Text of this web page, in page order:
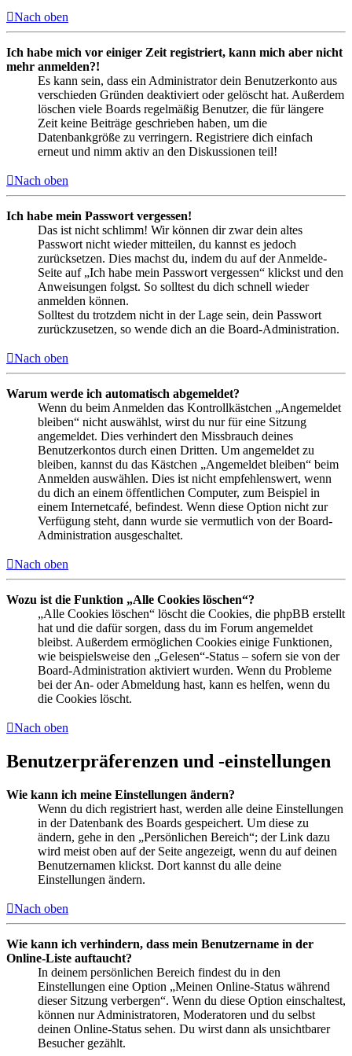
Nach oben
Ich habe mich vor einiger Zeit registriert, kann mich aber nicht
mehr anmelden?!
Es kann sein, dass ein Administrator dein Benutzerkonto aus
verschieden Gründen deaktiviert oder gelöscht hat. Außerdem
löschen viele Boards regelmäßig Benutzer, die für längere
Zeit keine Beiträge geschrieben haben, um die
Datenbankgröße zu verringern. Registriere dich einfach
erneut und nimm aktiv an den Diskussionen teil!
Nach oben
Ich habe mein Passwort vergessen!
Das ist nicht schlimm! Wir können dir zwar dein altes
Passwort nicht wieder mitteilen, du kannst es jedoch
zurücksetzen. Dies machst du, indem du auf der Anmelde-
Seite auf „Ich habe mein Passwort vergessen“ klickst und den
Anweisungen folgst. So solltest du dich schnell wieder
anmelden können.
Solltest du trotzdem nicht in der Lage sein, dein Passwort
zurückzusetzen, so wende dich an die Board-Administration.
Nach oben
Warum werde ich automatisch abgemeldet?
Wenn du beim Anmelden das Kontrollkästchen „Angemeldet
bleiben“ nicht auswählst, wirst du nur für eine Sitzung
angemeldet. Dies verhindert den Missbrauch deines
Benutzerkontos durch einen Dritten. Um angemeldet zu
bleiben, kannst du das Kästchen „Angemeldet bleiben“ beim
Anmelden auswählen. Dies ist nicht empfehlenswert, wenn
du dich an einem öffentlichen Computer, zum Beispiel in
einem Internetcafé, befindest. Wenn diese Option nicht zur
Verfügung steht, dann wurde sie vermutlich von der Board-
Administration ausgeschaltet.
Nach oben
Wozu ist die Funktion „Alle Cookies löschen“?
„Alle Cookies löschen“ löscht die Cookies, die phpBB erstellt
hat und die dafür sorgen, dass du im Forum angemeldet
bleibst. Außerdem ermöglichen Cookies einige Funktionen,
wie beispielsweise den „Gelesen“-Status – sofern sie von der
Board-Administration aktiviert wurden. Wenn du Probleme
bei der An- oder Abmeldung hast, kann es helfen, wenn du
die Cookies löscht.
Nach oben
Benutzerpräferenzen und -einstellungen
Wie kann ich meine Einstellungen ändern?
Wenn du dich registriert hast, werden alle deine Einstellungen
in der Datenbank des Boards gespeichert. Um diese zu
ändern, gehe in den „Persönlichen Bereich“; der Link dazu
wird meist oben auf der Seite angezeigt, wenn du auf deinen
Benutzernamen klickst. Dort kannst du alle deine
Einstellungen ändern.
Nach oben
Wie kann ich verhindern, dass mein Benutzername in der
Online-Liste auftaucht?
In deinem persönlichen Bereich findest du in den
Einstellungen eine Option „Meinen Online-Status während
dieser Sitzung verbergen“. Wenn du diese Option einschaltest,
können nur Administratoren, Moderatoren und du selbst
deinen Online-Status sehen. Du wirst dann als unsichtbarer
Besucher gezählt.